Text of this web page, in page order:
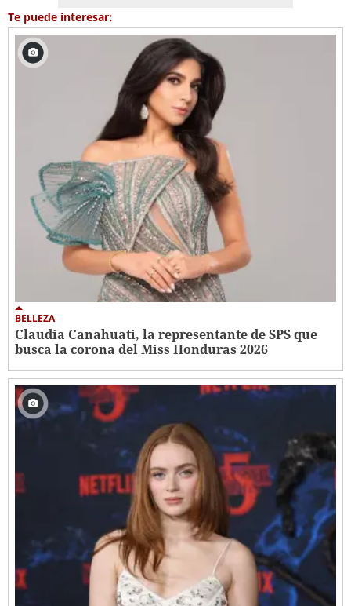
Te puede interesar:
BELLEZA
Claudia Canahuati, la representante de SPS que
busca la corona del Miss Honduras 2026